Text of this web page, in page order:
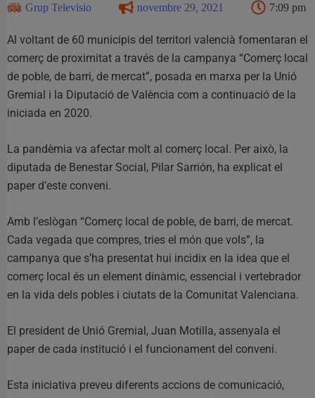
Grup Televisio novembre 29, 2021 7:09 pm
Al voltant de 60 municipis del territori valencià fomentaran el
comerç de proximitat a través de la campanya “Comerç local
de poble, de barri, de mercat”, posada en marxa per la Unió
Gremial i la Diputació de València com a continuació de la
iniciada en 2020.
La pandèmia va afectar molt al comerç local. Per això, la
diputada de Benestar Social, Pilar Sarrión, ha explicat el
paper d’este conveni.
Amb l’eslògan “Comerç local de poble, de barri, de mercat.
Cada vegada que compres, tries el món que vols”, la
campanya que s’ha presentat hui incidix en la idea que el
comerç local és un element dinàmic, essencial i vertebrador
en la vida dels pobles i ciutats de la Comunitat Valenciana.
El president de Unió Gremial, Juan Motilla, assenyala el
paper de cada institució i el funcionament del conveni.
Esta iniciativa preveu diferents accions de comunicació,